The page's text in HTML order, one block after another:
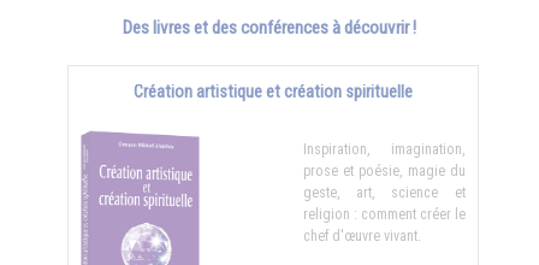
Des livres et des conférences à découvrir !
Création artistique et création spirituelle
Inspiration, imagination,
prose et poésie, magie du
geste, art, science et
religion : comment créer le
chef d'œuvre vivant.